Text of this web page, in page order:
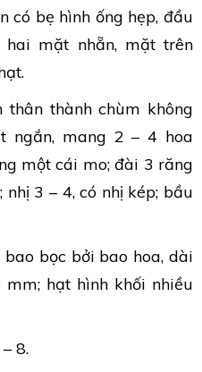
có bẹ hình ống hẹp, đầu
hai mặt nhẵn, mặt trên
thân thành chùm không
ngắn, mang 2 – 4 hoa
một cái mo; đài 3 răng
3 – 4, có nhị kép; bầu
bọc bởi bao hoa, dài
hạt hình khối nhiều
8.